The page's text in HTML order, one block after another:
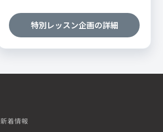
特別レッスン企画の詳細
新着情報